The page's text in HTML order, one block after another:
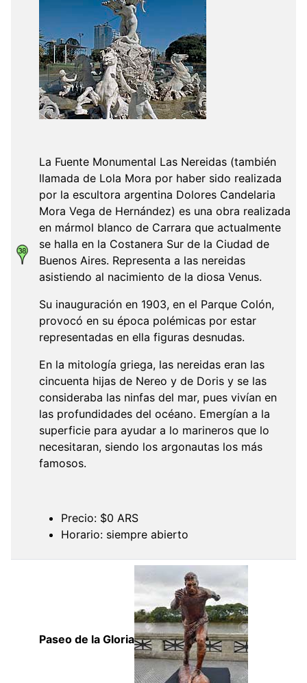
La Fuente Monumental Las Nereidas (también
llamada de Lola Mora por haber sido realizada
por la escultora argentina Dolores Candelaria
Mora Vega de Hernández) es una obra realizada
en mármol blanco de Carrara que actualmente
se halla en la Costanera Sur de la Ciudad de
Buenos Aires. Representa a las nereidas
asistiendo al nacimiento de la diosa Venus.
Su inauguración en 1903, en el Parque Colón,
provocó en su época polémicas por estar
representadas en ella figuras desnudas.
En la mitología griega, las nereidas eran las
cincuenta hijas de Nereo y de Doris y se las
consideraba las ninfas del mar, pues vivían en
las profundidades del océano. Emergían a la
superficie para ayudar a lo marineros que lo
necesitaran, siendo los argonautas los más
famosos.
Precio: $0 ARS
Horario: siempre abierto
Paseo de la Gloria